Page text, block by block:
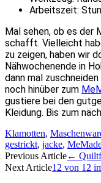
Arbeitszeit:
Mal sehen, ob es der
schafft. Vielleicht
zu zeigen, haben wir
Nähwochenende in
dann mal
noch hinüber zum
gustiere bei den
Kleidung. Bis zum
Klamotten,
gestrickt, jacke,
Artikel-
Navigation
Previous Article←
Next Article12 von 12